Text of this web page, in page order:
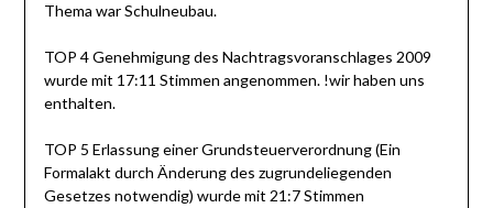
Thema war Schulneubau.
TOP 4 Genehmigung des Nachtragsvoranschlages 2009
wurde mit 17:11 Stimmen angenommen. !wir haben uns
enthalten.
TOP 5 Erlassung einer Grundsteuerverordnung (Ein
Formalakt durch Änderung des zugrundeliegenden
Gesetzes notwendig) wurde mit 21:7 Stimmen